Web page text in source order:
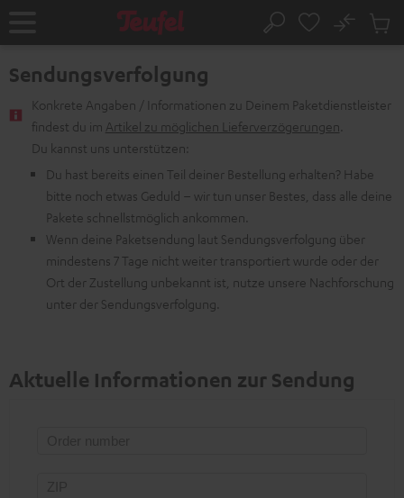
Startseite Suche
No
Sendungsverfolgung
Konkrete Angaben / Informationen zu Deinem Paketdienstleister
findest du im Artikel zu möglichen Lieferverzögerungen
Du kannst uns unterstützen:
Du hast bereits einen Teil deiner Bestellung erhalten? Habe
bitte noch etwas Geduld – wir tun unser Bestes, dass alle deine
Pakete schnellstmöglich ankommen.
Wenn deine Paketsendung laut Sendungsverfolgung über
mindestens 7 Tage nicht weiter transportiert wurde oder der
Ort der Zustellung unbekannt ist, nutze unsere Nachforschung
unter der Sendungsverfolgung.
Aktuelle Informationen zur Sendung